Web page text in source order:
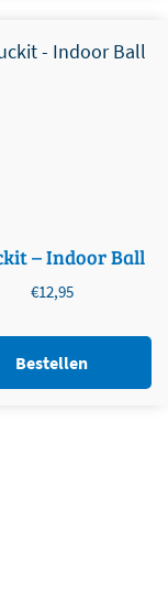
– Indoor Ball
€12,95
Bestellen